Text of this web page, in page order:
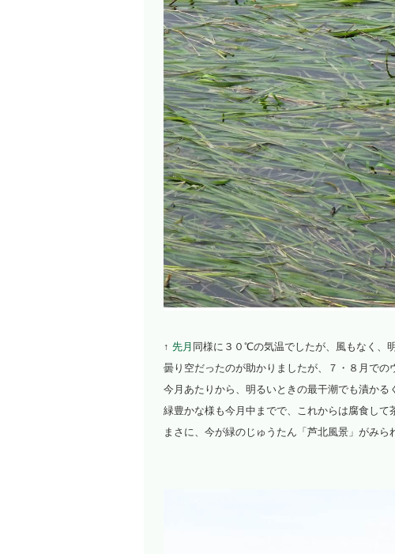
↑ 先月 同様に３０℃の気温でしたが、風もなく、
曇り空だったのが助かりましたが、７・８月での
今月あたりから、明るいときの最干潮でも漬かる
緑豊かな様も今月中までで、これからは腐食して
まさに、今が緑のじゅうたん「芦北風景」がみら